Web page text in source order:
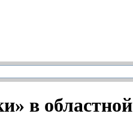
в областной